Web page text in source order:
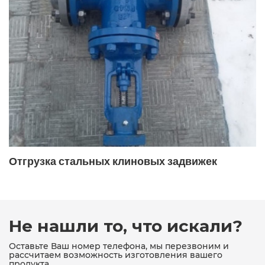
ДУ150 магнитный ДУ150 РУ16 сетчатый
ДУ150 сетчатый ДУ150 чугунный
ДУ200 ДУ200 магнитный
ДУ200 РУ16 магнитный чугунный
ДУ200 сетчатый чугунный ДУ25
ДУ250 ДУ300 ДУ32 ДУ32 сетчатый
ДУ40
ДУ50 магнитный чугунный
ДУ50 РУ16 сетчатый ДУ50 сетчатый
Отгрузка стальных клиновых задвижек
Не нашли то, что искали?
Оставьте Ваш номер телефона, мы перезвоним и
рассчитаем возможность изготовления вашего